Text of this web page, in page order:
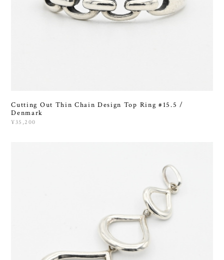
Cutting Out Thin Chain Design Top Ring #15.5 /
Denmark
¥35,200